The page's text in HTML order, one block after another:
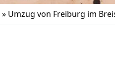
» Umzug von Freiburg im